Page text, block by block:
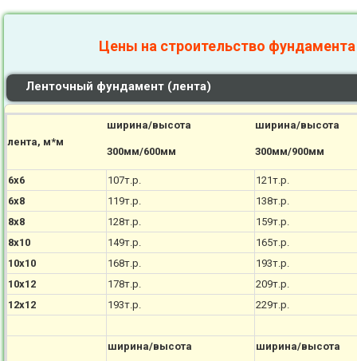
Цены на строительство
Ленточный фундамент (лента)
лента, м*м
ширина/высота
300мм/600мм
ширина/высота
300мм/900мм
6х6 107т.р.
121т.р.
6х8
119т.р.
138т.р.
8х8
128т.р.
159т.р.
8х10
149т.р.
165т.р.
10х10
168т.р.
193т.р.
10х12
178т.р.
209т.р.
12х12
193т.р. 229т.р.
ширина/высота ширина/высота